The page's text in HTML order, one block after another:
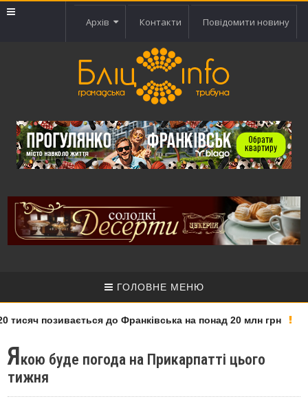
Архів Контакти Повідомити новину
ГОЛОВНЕ МЕНЮ
позивається до Франківська на понад 20 млн грн
Якою буде погода на Прикарпатті цього
тижня